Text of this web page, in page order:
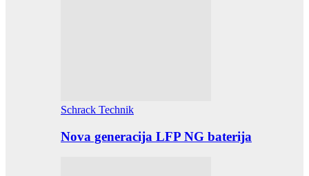
Schrack Technik
Nova generacija LFP NG baterija